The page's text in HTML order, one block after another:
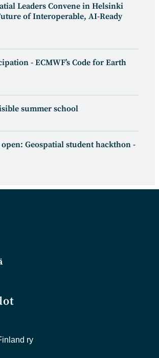
Leaders Convene in Helsinki
of Interoperable, AI-Ready
- ECMWF’s Code for Earth
summer school
Geospatial student hackthon -
ry